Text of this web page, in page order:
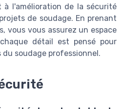
à l'amélioration de la sécurité
de soudage. En prenant
vous vous assurez un espace
détail est pensé pour
soudage professionnel.